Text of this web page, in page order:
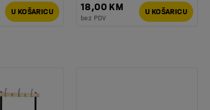
U KOŠARICU 18,00 KM
bez PDV
U KOŠARICU